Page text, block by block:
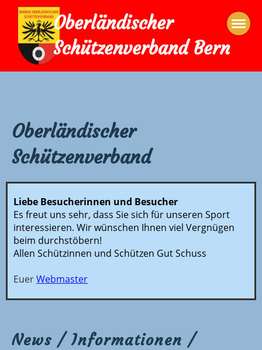
Oberländischer
Schützenverband Bern
Oberländischer
Schützenverband
Liebe Besucherinnen und Besucher
Es freut uns sehr, dass Sie sich für unseren Sport
interessieren. Wir wünschen Ihnen viel Vergnügen
beim durchstöbern!
Allen Schützinnen und Schützen Gut Schuss
EuerWebmaster
News / Informationen /